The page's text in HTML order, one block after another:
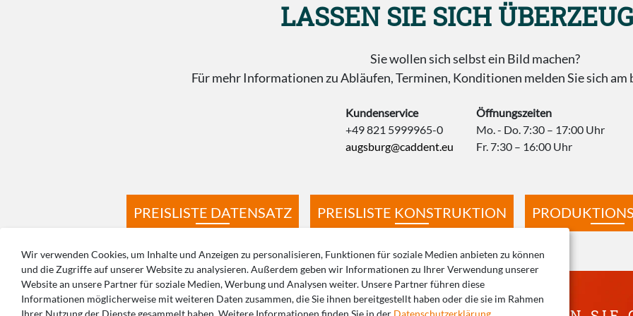
LASSEN SIE SICH
Sie wollen sich selbst ein Bild machen?
Für mehr Informationen zu Abläufen, Terminen, Konditionen melden Sie sich am
Kundenservice
+49 821 5999965-0
augsburg@caddent.eu
Öffnungszeiten
Mo. - Do. 7:30 – 17:00 Uhr
Fr. 7:30 – 16:00 Uhr
PREISLISTE DATENSATZ PREISLISTE KONSTRUKTION
Wir verwenden Cookies, um Inhalte und Anzeigen zu personalisieren, Funktionen für soziale Medien anbieten zu können
und die Zugriffe auf unserer Website zu analysieren. Außerdem geben wir Informationen zu Ihrer Verwendung unserer
Website an unsere Partner für soziale Medien, Werbung und Analysen weiter. Unsere Partner führen diese
Informationen möglicherweise mit weiteren Daten zusammen, die Sie ihnen bereitgestellt haben oder die sie im Rahmen
Ihrer Nutzung der Dienste gesammelt haben. Weitere Informationen finden Sie in der Datenschutzerklärung